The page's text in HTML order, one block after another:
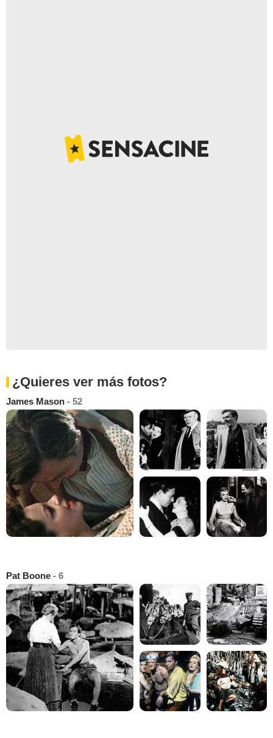
¿Quieres ver más fotos?
James Mason - 52
Pat Boone - 6